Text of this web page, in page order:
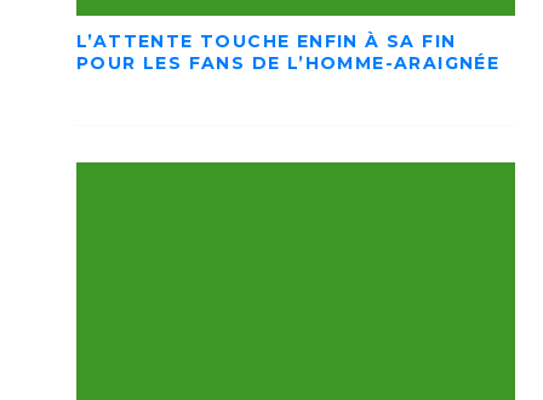
L’ATTENTE TOUCHE ENFIN À SA FIN
POUR LES FANS DE L’HOMME-ARAIGNÉE